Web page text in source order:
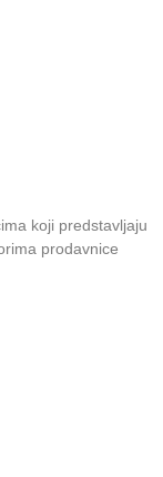
koji predstavljaju
prodavnice